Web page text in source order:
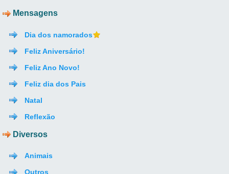
Mensagens
Dia dos namorados
Feliz Aniversário!
Feliz Ano Novo!
Feliz dia dos Pais
Natal
Reflexão
Diversos
Animais
Outros